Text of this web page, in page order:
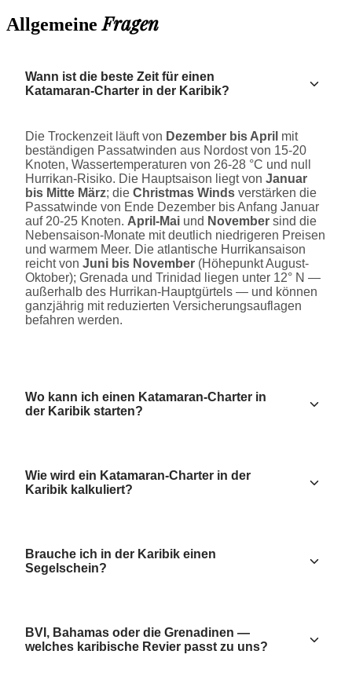
AllgemeineFragen
Wann ist die beste Zeit für einen
Katamaran-Charter in der Karibik?
Die Trockenzeit läuft von Dezember bis April mit
beständigen Passatwinden aus Nordost von 15-20
Knoten, Wassertemperaturen von 26-28 °C und null
Hurrikan-Risiko. Die Hauptsaison liegt von Januar
bis Mitte März; die Christmas Winds verstärken die
Passatwinde von Ende Dezember bis Anfang Januar
auf 20-25 Knoten. April-Mai und November sind die
Nebensaison-Monate mit deutlich niedrigeren Preisen
und warmem Meer. Die atlantische Hurrikansaison
reicht von Juni bis November (Höhepunkt August-
Oktober); Grenada und Trinidad liegen unter 12° N —
außerhalb des Hurrikan-Hauptgürtels — und können
ganzjährig mit reduzierten Versicherungsauflagen
befahren werden.
Wo kann ich einen Katamaran-Charter in
der Karibik starten?
Wie wird ein Katamaran-Charter in der
Karibik kalkuliert?
Brauche ich in der Karibik einen
Segelschein?
BVI, Bahamas oder die Grenadinen —
welches karibische Revier passt zu uns?